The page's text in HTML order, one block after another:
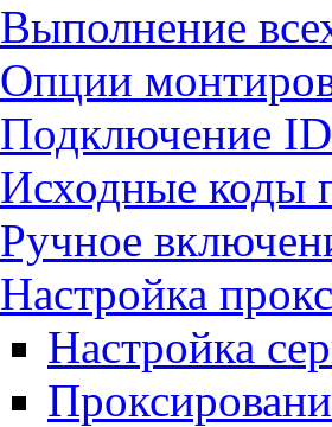
Выполнение
Опции
Подключение
Исходные коды
Ручное
Настройка
Настройка